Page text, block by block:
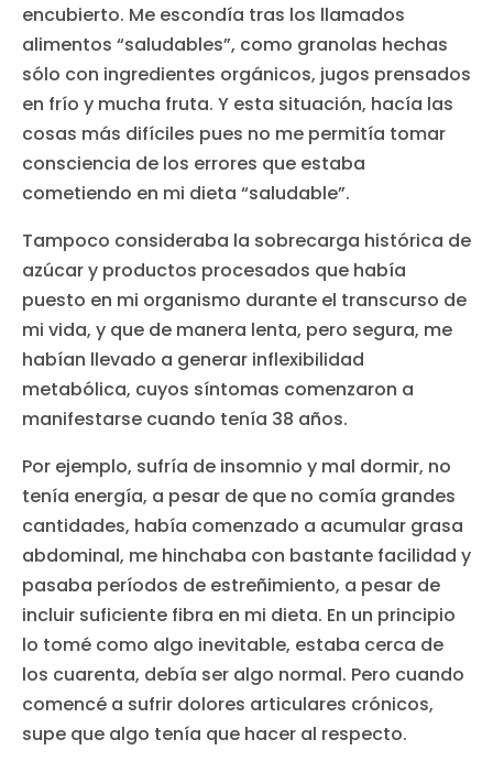
encubierto. Me escondía tras los llamados
alimentos “saludables”, como granolas hechas
sólo con ingredientes orgánicos, jugos prensados
en frío y mucha fruta. Y esta situación, hacía las
cosas más difíciles pues no me permitía tomar
consciencia de los errores que estaba
cometiendo en mi dieta “saludable”.
Tampoco consideraba la sobrecarga histórica de
azúcar y productos procesados que había
puesto en mi organismo durante el transcurso de
mi vida, y que de manera lenta, pero segura, me
habían llevado a generar inflexibilidad
metabólica, cuyos síntomas comenzaron a
manifestarse cuando tenía 38 años.
Por ejemplo, sufría de insomnio y mal dormir, no
tenía energía, a pesar de que no comía grandes
cantidades, había comenzado a acumular grasa
abdominal, me hinchaba con bastante facilidad y
pasaba períodos de estreñimiento, a pesar de
incluir suficiente fibra en mi dieta. En un principio
lo tomé como algo inevitable, estaba cerca de
los cuarenta, debía ser algo normal. Pero cuando
comencé a sufrir dolores articulares crónicos,
supe que algo tenía que hacer al respecto.